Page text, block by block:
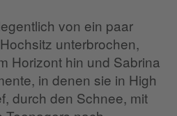
von ein paar
unterbrochen,
Horizont hin und Sabrina
in denen sie in High
durch den Schnee, mit